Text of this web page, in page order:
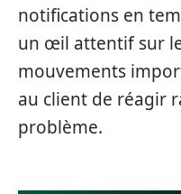
notifications en
un œil attentif sur
mouvements
au client de réagir
problème.